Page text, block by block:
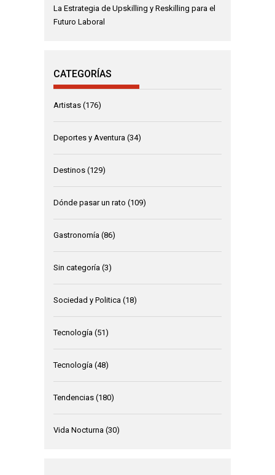
La Estrategia de Upskilling y Reskilling para el
Futuro Laboral
CATEGORÍAS
Artistas (176)
Deportes y Aventura (34)
Destinos (129)
Dónde pasar un rato (109)
Gastronomía (86)
Sin categoría (3)
Sociedad y Politica (18)
Tecnología (51)
Tecnología (48)
Tendencias (180)
Vida Nocturna (30)